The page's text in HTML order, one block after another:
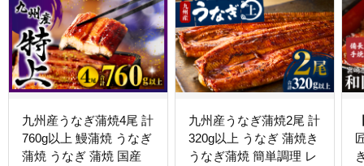
九州産うなぎ蒲焼4尾 計
760g以上 鰻蒲焼 うなぎ
蒲焼 うなぎ 蒲焼 国産
九州産うなぎ蒲焼2尾 計
320g以上 うなぎ 蒲焼き
うなぎ蒲焼 簡単調理 レ